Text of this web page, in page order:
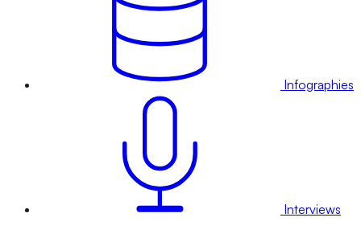
Infographies
Interviews